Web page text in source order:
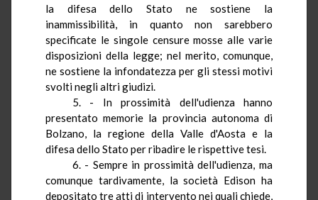
la difesa dello Stato ne sostiene la
inammissibilità, in quanto non sarebbero
specificate le singole censure mosse alle varie
disposizioni della legge; nel merito, comunque,
ne sostiene la infondatezza per gli stessi motivi
svolti negli altri giudizi.
5. - In prossimità dell'udienza hanno
presentato memorie la provincia autonoma di
Bolzano, la regione della Valle d'Aosta e la
difesa dello Stato per ribadire le rispettive tesi.
6. - Sempre in prossimità dell'udienza, ma
comunque tardivamente, la società Edison ha
depositato tre attidi intervento nei quali chiede,